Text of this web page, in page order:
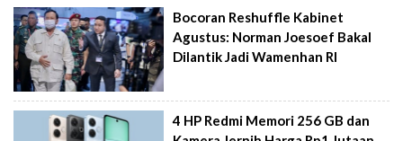
Bocoran Reshuffle Kabinet
Agustus: Norman Joesoef Bakal
Dilantik Jadi Wamenhan RI
4 HP Redmi Memori 256 GB dan